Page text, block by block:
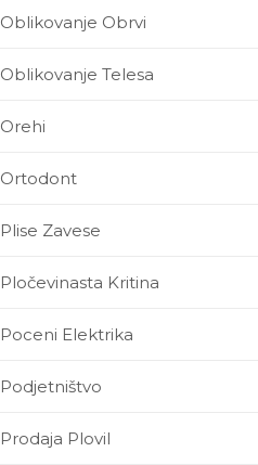
Oblikovanje Obrvi
Oblikovanje Telesa
Orehi
Ortodont
Plise Zavese
Pločevinasta Kritina
Poceni Elektrika
Podjetništvo
Prodaja Plovil